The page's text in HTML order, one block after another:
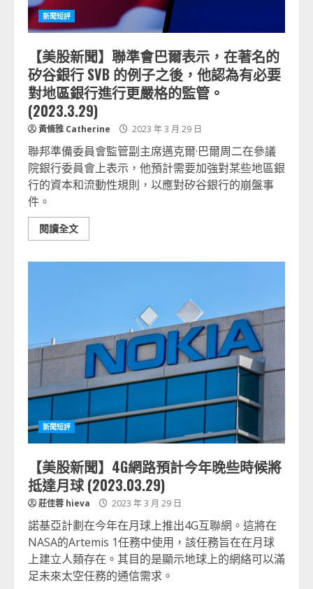
新聞短評
【美股新聞】聯準會巴爾表示，在著名的
矽谷銀行 SVB 的例子之後，他認為有必要
對地區銀行進行更嚴格的監管。
(2023.3.29)
黃脩雅 Catherine 2023 年 3 月 29 日
聯邦準備委員會監管副主席邁克爾·巴爾周二在參議
院銀行委員會上表示，他預計需要加強對某些地區銀
行的資本和流動性規則，以應對矽谷銀行的崩盤事
件。
閱讀全文
新聞短評
【美股新聞】4G網路預計今年晚些時候將
抵達月球 (2023.03.29)
莊佳蓉 hieva 2023 年 3 月 29 日
諾基亞計劃在今年在月球上推出4G互聯網。這將在
NASA的Artemis 1任務中使用，該任務旨在在月球
上建立人類存在。其目的是顯示地球上的網絡可以滿
足未來太空任務的通信需求。